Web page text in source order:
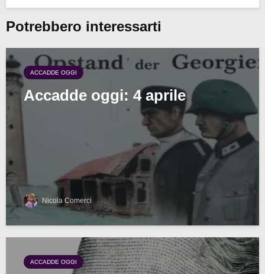
Potrebbero interessarti
ACCADDE OGGI
Accadde oggi: 4 aprile
Nicola Comerci
ACCADDE OGGI